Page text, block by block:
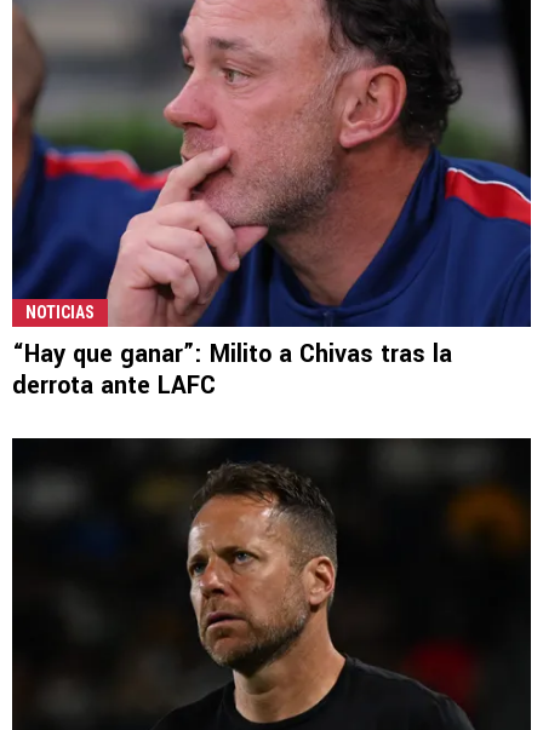
NOTICIAS
“Hay que ganar”: Milito a Chivas tras la
derrota ante LAFC